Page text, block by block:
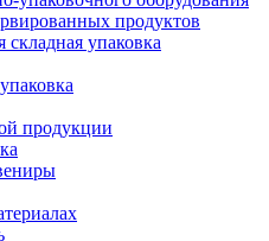
продуктов
упаковка
продукции